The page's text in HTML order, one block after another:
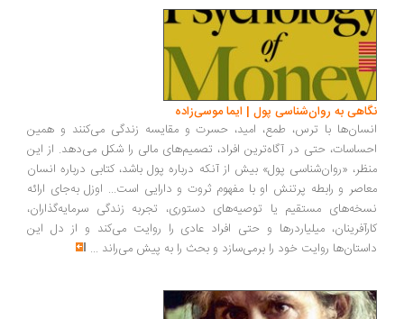
به روان‌شناسی پول | ایما موسی‌زاده
با ترس، طمع، امید، حسرت و مقایسه زندگی می‌کنند و همین
حتی در آگاه‌ترین افراد، تصمیم‌های مالی را شکل می‌دهد. از این
«روان‌شناسی پول» بیش از آنکه درباره پول باشد، کتابی درباره انسان
و رابطه پرتنش او با مفهوم ثروت و دارایی است... اوزل به‌جای ارائه
مستقیم یا توصیه‌های دستوری، تجربه زندگی سرمایه‌گذاران،
میلیاردرها و حتی افراد عادی را روایت می‌کند و از دل این
روایت خود را برمی‌سازد و بحث را به پیش می‌راند...